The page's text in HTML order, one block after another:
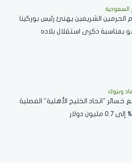
السعودية
الحرمين الشريفين يهنئ رئيس بوركينا
بمناسبة ذكرى استقلال بلاده
وبنوك
خسائر "اتحاد الخليج الأهلية" الفصلية